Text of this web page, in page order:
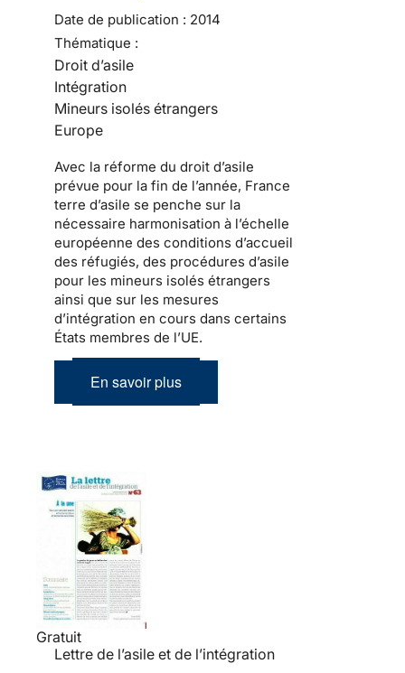
Date de publication : 2014
Thématique :
Droit d’asile
Intégration
Mineurs isolés étrangers
Europe
Avec la réforme du droit d’asile
prévue pour la fin de l’année, France
terre d’asile se penche sur la
nécessaire harmonisation à l’échelle
européenne des conditions d’accueil
des réfugiés, des procédures d’asile
pour les mineurs isolés étrangers
ainsi que sur les mesures
d’intégration en cours dans certains
États membres de l’UE.
En savoir plus
Gratuit
Lettre de l’asile et de l’intégration